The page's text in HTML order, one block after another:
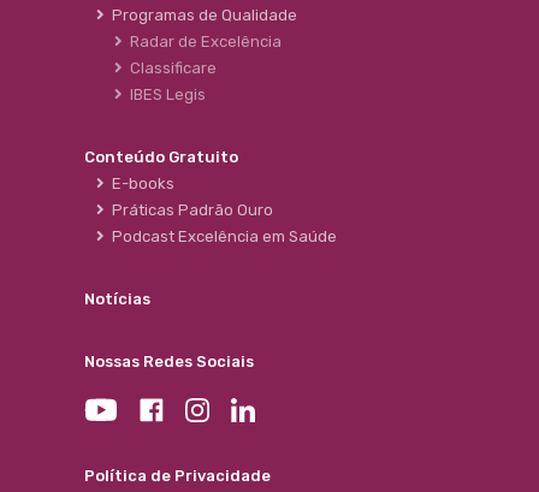
Programas de Qualidade
Radar de Excelência
Classificare
IBES Legis
Conteúdo Gratuito
E-books
Práticas Padrão Ouro
Podcast Excelência em Saúde
Notícias
Nossas Redes Sociais
Política de Privacidade